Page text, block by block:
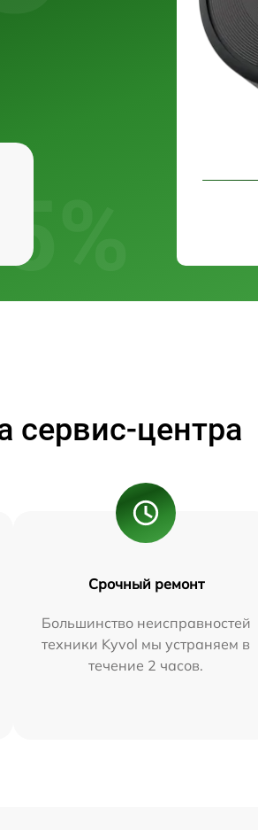
сервис-центра
Срочный ремонт
Большинство неисправностей
техники Kyvol мы устраняем в
течение 2 часов.